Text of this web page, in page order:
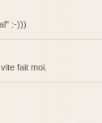
:-)))
fait moi.